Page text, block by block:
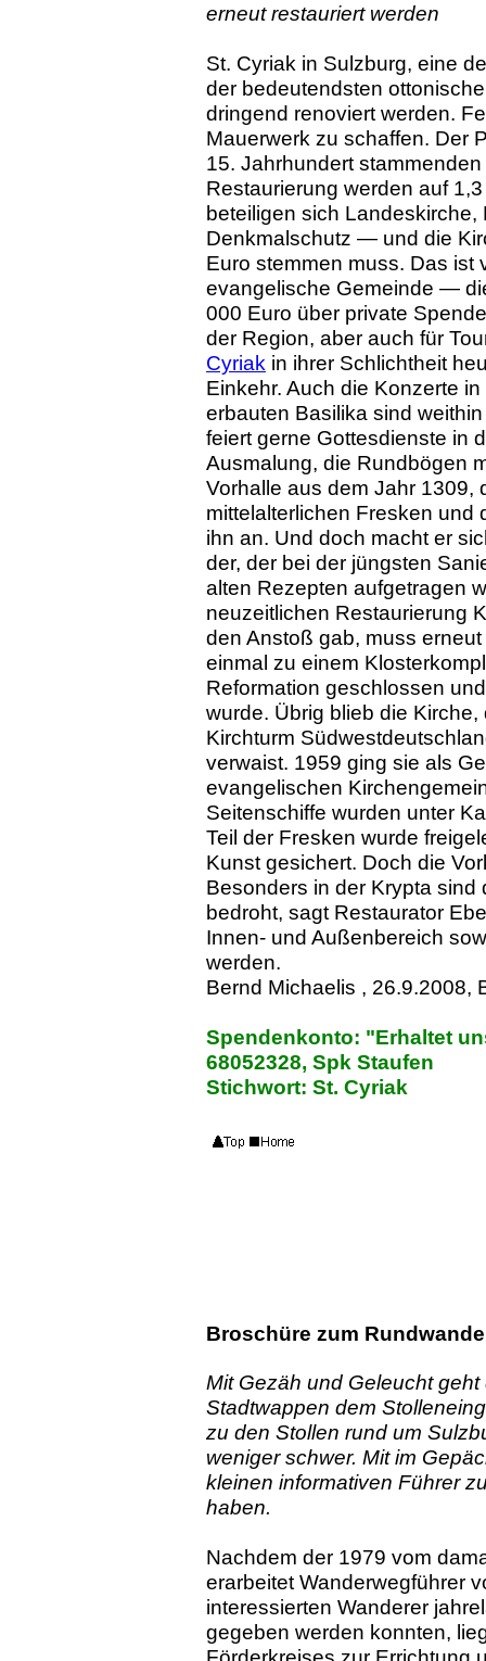
erneut restauriert werden
St. Cyriak in Sulzburg, eine
der bedeutendsten
dringend renoviert werden.
Mauerwerk zu schaffen. Der
15. Jahrhundert
Restaurierung werden auf
beteiligen sich
Denkmalschutz — und die
Euro stemmen muss. Das ist
evangelische Gemeinde —
000 Euro über private
der Region, aber auch für
Cyriak in ihrer Schlichtheit
Einkehr. Auch die Konzerte
erbauten Basilika sind
feiert gerne Gottesdienste in
Ausmalung, die Rundbögen
Vorhalle aus dem Jahr 1309,
mittelalterlichen Fresken
ihn an. Und doch macht er
der, der bei der jüngsten
alten Rezepten aufgetragen
neuzeitlichen Restaurierung
den Anstoß gab, muss
einmal zu einem
Reformation geschlossen
wurde. Übrig blieb die
Kirchturm
verwaist. 1959 ging sie als
evangelischen
Seitenschiffe wurden unter
Teil der Fresken wurde
Kunst gesichert. Doch die
Besonders in der Krypta
bedroht, sagt Restaurator
Innen- und Außenbereich
werden.
Bernd Michaelis , 26.9.2008,
Spendenkonto: "Erhaltet
68052328, Spk Staufen
Stichwort: St. Cyriak
Broschüre zum
Mit Gezäh und Geleucht
Stadtwappen dem
zu den Stollen rund um
weniger schwer. Mit im
kleinen informativen Führer
haben.
Nachdem der 1979 vom
erarbeitet Wanderwegführer
interessierten Wanderer
gegeben werden konnten,
Förderkreises zur Errichtung